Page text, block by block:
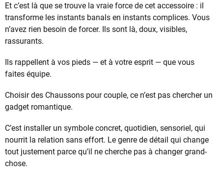
Et c’est là que se trouve la vraie force de cet accessoire : il
transforme les instants banals en instants complices. Vous
n’avez rien besoin de forcer. Ils sont là, doux, visibles,
rassurants.
Ils rappellent à vos pieds — et à votre esprit — que vous
faites équipe.
Choisir des Chaussons pour couple, ce n’est pas chercher un
gadget romantique.
C’est installer un symbole concret, quotidien, sensoriel, qui
nourrit la relation sans effort. Le genre de détail qui change
tout justement parce qu’il ne cherche pas à changer grand-
chose.